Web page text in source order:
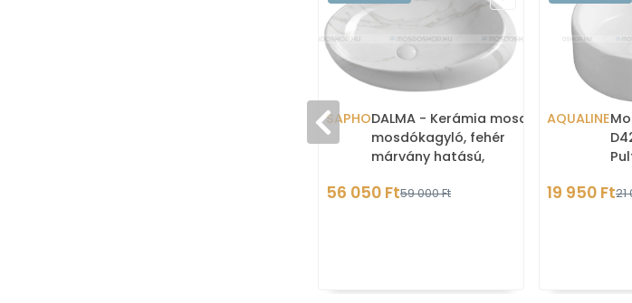
SAPHODALMA - Kerámia mosdó,
mosdókagyló, fehér
márvány hatású,
bútorra ültethető (MM317)
56 050 Ft59 000 Ft
AQUALINE
19 950 Ft21